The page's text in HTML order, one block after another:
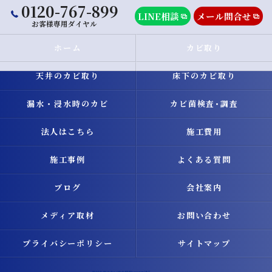
0120-767-899
お客様専用ダイヤル
LINE相談 メール問合せ
ホーム カビ取り
天井のカビ取り 床下のカビ取り
漏水・浸水時のカビ カビ菌検査･調査
法人はこちら 施工費用
施工事例 よくある質問
ブログ 会社案内
メディア取材 お問い合わせ
プライバシーポリシー サイトマップ